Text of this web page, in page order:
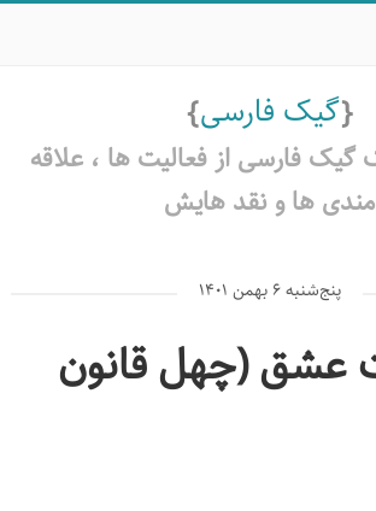
گیک فارسی
فارسی از فعالیت ها ،‌ علاقه
مندی ها و نقد هایش
پنج‌شنبه ۶ بهمن ۱۴۰۱
عشق (چهل قانون